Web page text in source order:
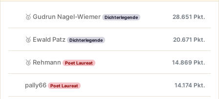
🥇 Gudrun Nagel-Wiemer Dichterlegende 28.651 Pkt.
🥈 Ewald Patz Dichterlegende 20.671 Pkt.
🥉 Rehmann Poet Laureat 14.869 Pkt.
pally66 Poet Laureat 14.174 Pkt.